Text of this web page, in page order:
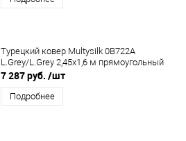
Турецкий ковер Multysilk 0B722A
L.Grey/L.Grey 2,45x1,6 м прямоугольный
7 287 руб. /шт
Подробнее